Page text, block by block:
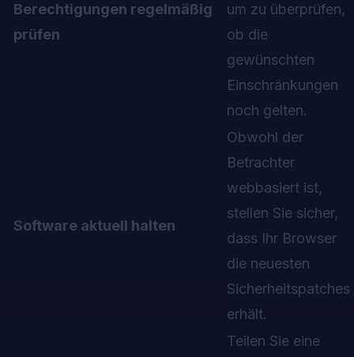
Berechtigungen regelmäßig
prüfen
um zu überprüfen,
ob die
gewünschten
Einschränkungen
noch gelten.
Software aktuell halten
Obwohl der
Betrachter
webbasiert ist,
stellen Sie sicher,
dass Ihr Browser
die neuesten
Sicherheitspatches
erhält.
Teilen Sie eine